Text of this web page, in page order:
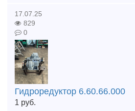
17.07.25
829
0
Гидроредуктор 6.60.66.000
1 руб.